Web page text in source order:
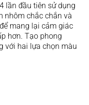
lần đầu tiên sử dụng
nhôm chắc chắn và
mang lại cảm giác
hơn. Tạo phong
với hai lựa chọn màu